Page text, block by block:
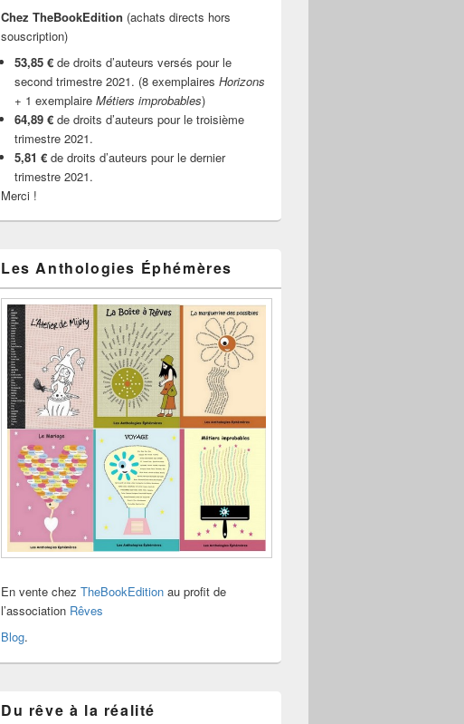
Chez TheBookEdition (achats directs hors
souscription)
53,85 € de droits d’auteurs versés pour le
second trimestre 2021. (8 exemplaires Horizons
+ 1 exemplaire Métiers improbables)
64,89 € de droits d’auteurs pour le troisième
trimestre 2021.
5,81 € de droits d’auteurs pour le dernier
trimestre 2021.
Merci !
Les Anthologies Éphémères
En vente chez TheBookEdition au profit de
l’association Rêves
Blog.
Du rêve à la réalité